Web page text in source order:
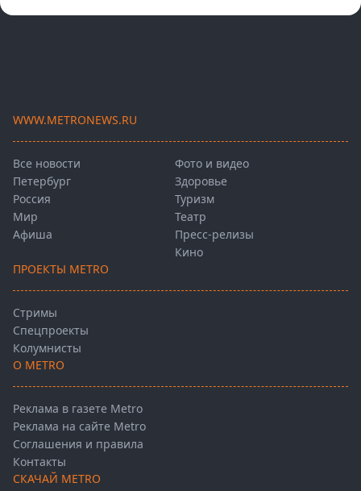
WWW.METRONEWS.RU
Все новости
Петербург
Россия
Мир
Афиша
Фото и видео
Здоровье
Туризм
Театр
Пресс-релизы
Кино
ПРОЕКТЫ METRO
Стримы
Спецпроекты
Колумнисты
О METRO
Реклама в газете Metro
Реклама на сайте Metro
Соглашения и правила
Контакты
СКАЧАЙ METRO